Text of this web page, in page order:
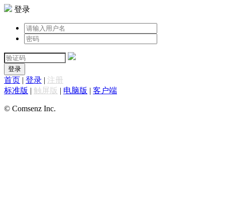
登录
登录
首页 | 登录 | 注册
标准版 | 触屏版 | 电脑版 | 客户端
© Comsenz Inc.